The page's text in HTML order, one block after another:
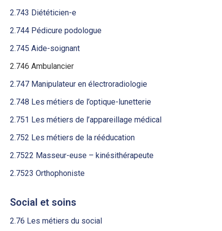
2.743 Diététicien-e
2.744 Pédicure podologue
2.745 Aide-soignant
2.746 Ambulancier
2.747 Manipulateur en électroradiologie
2.748 Les métiers de l’optique-lunetterie
2.751 Les métiers de l’appareillage médical
2.752 Les métiers de la rééducation
2.7522 Masseur-euse – kinésithérapeute
2.7523 Orthophoniste
Social et soins
2.76 Les métiers du social